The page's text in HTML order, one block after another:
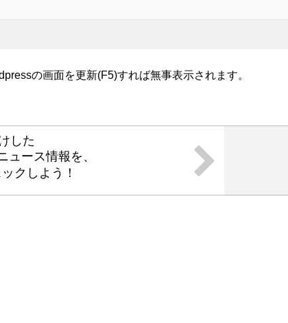
の画面を更新(F5)すれば無事表示されます。
した
ュース情報を、
クしよう！